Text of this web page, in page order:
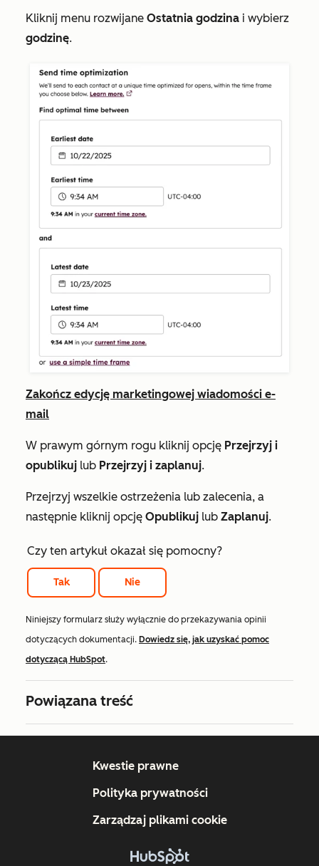
Kliknij menu rozwijane Ostatnia godzina i wybierz
godzinę.
Zakończ edycję marketingowej wiadomości e-
mail
W prawym górnym rogu kliknij opcję Przejrzyj i
opublikuj lub Przejrzyj i zaplanuj.
Przejrzyj wszelkie ostrzeżenia lub zalecenia, a
następnie kliknij opcję Opublikuj lub Zaplanuj.
Czy ten artykuł okazał się pomocny?
Tak Nie
Niniejszy formularz służy wyłącznie do przekazywania opinii
dotyczących dokumentacji. Dowiedz się, jak uzyskać pomoc
dotyczącą HubSpot.
Powiązana treść
Kwestie prawne
Polityka prywatności
Zarządzaj plikami cookie